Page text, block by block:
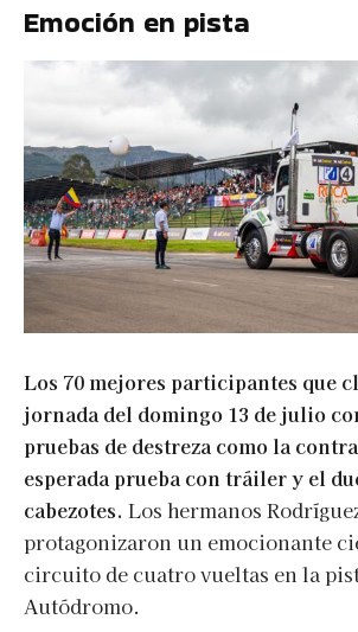
Emoción en pista
Los 70 mejores participantes que
jornada del domingo 13 de julio
pruebas de destreza como la
esperada prueba con tráiler y el
cabezotes. Los hermanos
protagonizaron un emocionante
circuito de cuatro vueltas en la
Autódromo.